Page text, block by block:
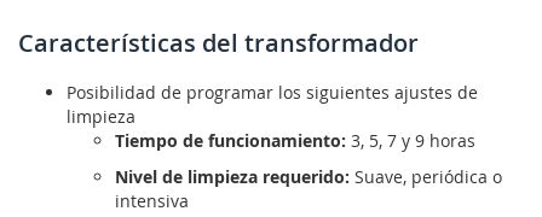
Características del transformador
Posibilidad de programar los siguientes ajustes de
limpieza
Tiempo de funcionamiento: 3, 5, 7 y 9 horas
Nivel de limpieza requerido: Suave, periódica o
intensiva